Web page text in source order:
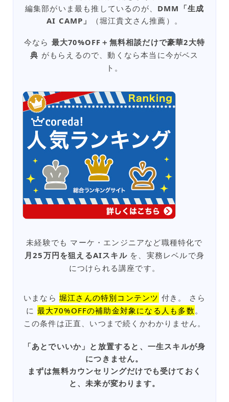
編集部がいま最も推しているのが、 DMM「生成
AI CAMP」
（堀江貴文さん推薦）。
今なら 最大70%OFF＋無料相談だけで豪華2大特
典 がもらえるので、動くなら本当に今がベス
ト。
未経験でも マーケ・エンジニアなど職種特化で
月25万円を狙えるAIスキルを、実務レベルで身
につけられる講座です。
いまなら堀江さんの特別コンテンツ 付き。 さら
に 最大70%OFFの補助金対象になる人も多数。
この条件は正直、いつまで続くかわかりません。
「あとでいいか」と放置すると、一生スキルが身
につきません。
まずは無料カウンセリングだけでも受けておく
と、未来が変わります。